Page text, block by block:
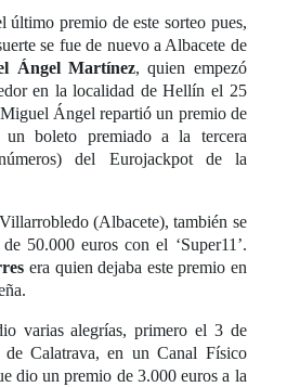
último premio de este sorteo pues,
se fue de nuevo a Albacete de
Ángel Martínez, quien empezó
en la localidad de Hellín el 25
Ángel repartió un premio de
un boleto premiado a la tercera
del Eurojackpot de la
(Albacete), también se
50.000 euros con el ‘Super11’.
era quien dejaba este premio en
varias alegrías, primero el 3 de
de Calatrava, en un Canal Físico
dio un premio de 3.000 euros a la